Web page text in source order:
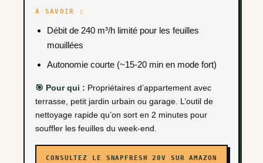
À SAVOIR :
Débit de 240 m³/h limité pour les feuilles
mouillées
Autonomie courte (~15-20 min en mode fort)
🎯 Pour qui : Propriétaires d’appartement avec
terrasse, petit jardin urbain ou garage. L’outil de
nettoyage rapide qu’on sort en 2 minutes pour
souffler les feuilles du week-end.
CONSULTEZ LE SNAPFRESH 20V SUR AMAZON